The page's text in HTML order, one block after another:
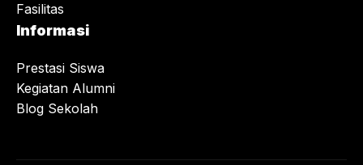
Fasilitas
Informasi
Prestasi Siswa
Kegiatan Alumni
Blog Sekolah